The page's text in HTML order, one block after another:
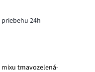
24h
tmavozelená-